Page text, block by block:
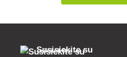
Susisiekite su